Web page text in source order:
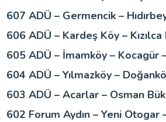
607 ADÜ – Germencik –
606 ADÜ – Kardeş Köy –
605 ADÜ – İmamköy – Kocagür
604 ADÜ – Yılmazköy –
603 ADÜ – Acarlar – Osman
602 Forum Aydın – Yeni Otogar